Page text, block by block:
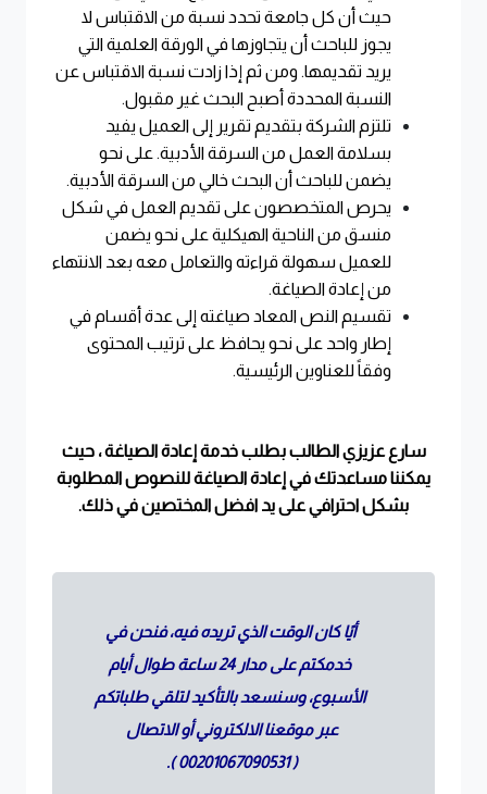
حيث أن كل جامعة تحدد نسبة من الاقتباس لا
يجوز للباحث أن يتجاوزها في الورقة العلمية التي
يريد تقديمها. ومن ثم إذا زادت نسبة الاقتباس عن
النسبة المحددة أصبح البحث غير مقبول.
تلتزم الشركة بتقديم تقرير إلى العميل يفيد
بسلامة العمل من السرقة الأدبية. على نحو
يضمن للباحث أن البحث خالي من السرقة الأدبية.
يحرص المتخصصون على تقديم العمل في شكل
منسق من الناحية الهيكلية على نحو يضمن
للعميل سهولة قراءته والتعامل معه بعد الانتهاء
من إعادة الصياغة.
تقسيم النص المعاد صياغته إلى عدة أقسام في
إطار واحد على نحو يحافظ على ترتيب المحتوى
وفقاً للعناوين الرئيسية.
سارع عزيزي الطالب بطلب خدمة إعادة الصياغة ، حيث
يمكننا مساعدتك في إعادة الصياغة للنصوص المطلوبة
بشكل احترافي على يد افضل المختصين في ذلك.
أيًا كان الوقت الذي تريده فيه، فنحن في
خدمكتم على مدار 24 ساعة طوال أيام
الأسبوع، وسنسعد بالتأكيد لتلقي طلباتكم
عبر موقعنا الالكتروني أو الاتصال
(
00201067090531
).